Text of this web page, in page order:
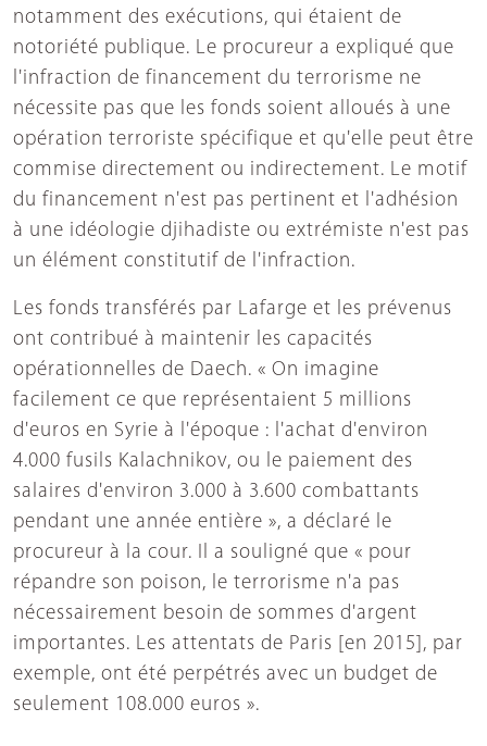
notamment des exécutions, qui étaient de
notoriété publique. Le procureur a expliqué que
l'infraction de financement du terrorisme ne
nécessite pas que les fonds soient alloués à une
opération terroriste spécifique et qu'elle peut être
commise directement ou indirectement. Le motif
du financement n'est pas pertinent et l'adhésion
à une idéologie djihadiste ou extrémiste n'est pas
un élément constitutif de l'infraction.
Les fonds transférés par Lafarge et les prévenus
ont contribué à maintenir les capacités
opérationnelles de Daech. « On imagine
facilement ce que représentaient 5 millions
d'euros en Syrie à l'époque : l'achat d'environ
4.000 fusils Kalachnikov, ou le paiement des
salaires d'environ 3.000 à 3.600 combattants
pendant une année entière », a déclaré le
procureur à la cour. Il a souligné que « pour
répandre son poison, le terrorisme n'a pas
nécessairement besoin de sommes d'argent
importantes. Les attentats de Paris [en 2015], par
exemple, ont été perpétrés avec un budget de
seulement 108.000 euros ».